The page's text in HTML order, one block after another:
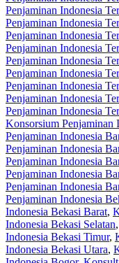
Penjaminan Indonesia
Penjaminan Indonesia
Penjaminan Indonesia
Penjaminan Indonesia
Penjaminan Indonesia
Penjaminan Indonesia
Penjaminan Indonesia
Penjaminan Indonesia
Penjaminan Indonesia
Konsorsium Penjaminan
Penjaminan Indonesia
Penjaminan Indonesia
Penjaminan Indonesia
Penjaminan Indonesia
Penjaminan Indonesia
Penjaminan Indonesia
Indonesia Bekasi Barat,
Indonesia Bekasi Selatan,
Indonesia Bekasi Timur,
Indonesia Bekasi Utara,